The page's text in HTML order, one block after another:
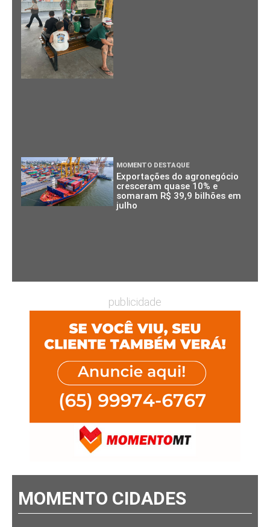
MOMENTO DESTAQUE
Exportações do agronegócio
cresceram quase 10% e
somaram R$ 39,9 bilhões em
julho
publicidade
MOMENTO CIDADES